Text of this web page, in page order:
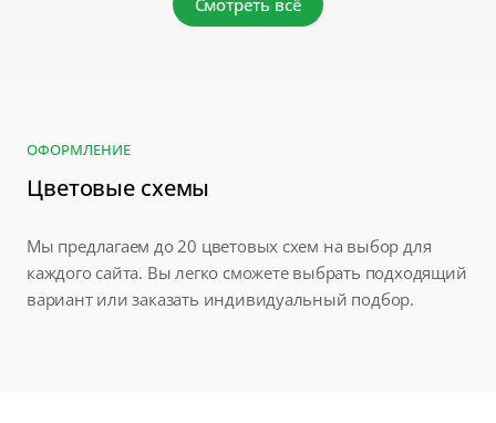
ОФОРМЛЕНИЕ
Цветовые схемы
Мы предлагаем до 20 цветовых схем на выбор для
каждого сайта. Вы легко сможете выбрать подходящий
вариант или заказать индивидуальный подбор.